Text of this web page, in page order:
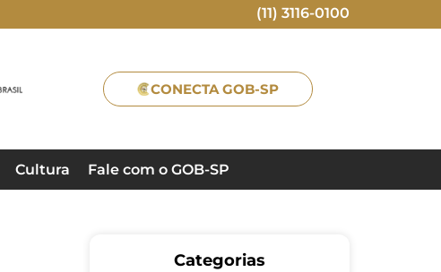
(11) 3116-0100
CONECTA GOB-SP
Cultura Fale com o GOB-SP
Categorias